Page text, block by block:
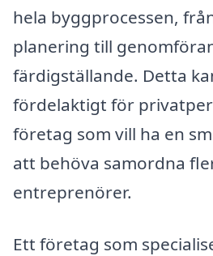
hela byggprocessen,
planering till
färdigställande. Detta
fördelaktigt för
företag som vill ha en
att behöva samordna
entreprenörer.
Ett företag som